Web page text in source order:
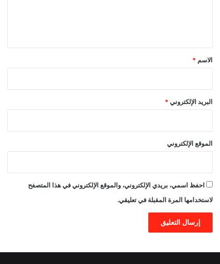
*الاسم *
البريد الإلكتروني *
الموقع الإلكتروني
احفظ اسمي، بريدي الإلكتروني، والموقع الإلكتروني في هذا المتصفح
لاستخدامها المرة المقبلة في تعليقي.